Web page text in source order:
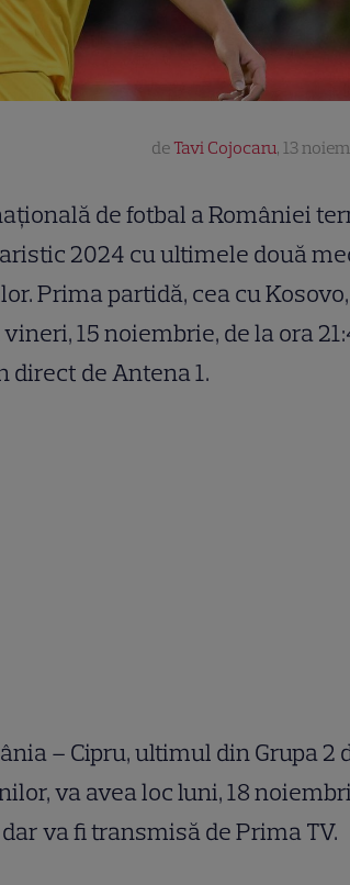
deTavi Cojocaru, 13
de fotbal a României
2024 cu ultimele două
Prima partidă, cea cu
15 noiembrie, de la ora
direct de Antena 1.
– Cipru, ultimul din Grupa 2
va avea loc luni, 18
dar va fi transmisă de Prima TV.